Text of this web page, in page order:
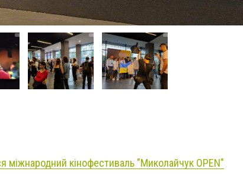
міжнародний кінофестиваль "Миколайчук OPEN"